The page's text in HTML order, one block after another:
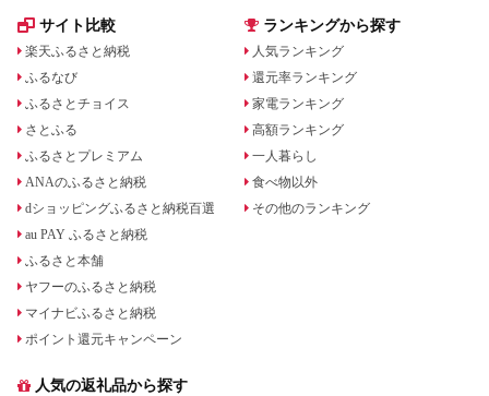
サイト比較
楽天ふるさと納税
ふるなび
ふるさとチョイス
さとふる
ふるさとプレミアム
ANAのふるさと納税
dショッピングふるさと納税百選
au PAY ふるさと納税
ふるさと本舗
ヤフーのふるさと納税
マイナビふるさと納税
ポイント還元キャンペーン
ランキングから探す
人気ランキング
還元率ランキング
家電ランキング
高額ランキング
一人暮らし
食べ物以外
その他のランキング
人気の返礼品から探す